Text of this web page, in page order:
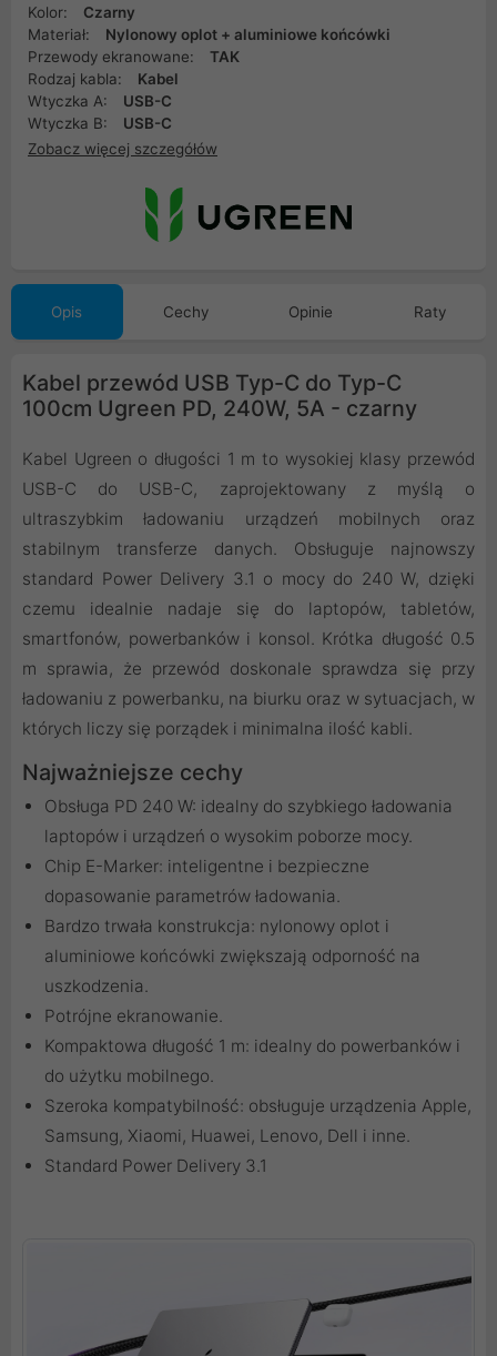
Kolor:
Czarny
Materiał:
Nylonowy oplot + aluminiowe końcówki
Przewody ekranowane:
TAK
Rodzaj kabla:
Kabel
Wtyczka A:
USB-C
Wtyczka B:
USB-C
Zobacz więcej szczegółów
Opis Cechy Opinie Raty
Kabel przewód USB Typ-C do Typ-C
100cm Ugreen PD, 240W, 5A - czarny
Kabel Ugreen o długości 1 m to wysokiej klasy przewód
USB-C do USB-C, zaprojektowany z myślą o
ultraszybkim ładowaniu urządzeń mobilnych oraz
stabilnym transferze danych. Obsługuje najnowszy
standard Power Delivery 3.1 o mocy do 240 W, dzięki
czemu idealnie nadaje się do laptopów, tabletów,
smartfonów, powerbanków i konsol. Krótka długość 0.5
m sprawia, że przewód doskonale sprawdza się przy
ładowaniu z powerbanku, na biurku oraz w sytuacjach, w
których liczy się porządek i minimalna ilość kabli.
Najważniejsze cechy
Obsługa PD 240 W: idealny do szybkiego ładowania
laptopów i urządzeń o wysokim poborze mocy.
Chip E-Marker: inteligentne i bezpieczne
dopasowanie parametrów ładowania.
Bardzo trwała konstrukcja: nylonowy oplot i
aluminiowe końcówki zwiększają odporność na
uszkodzenia.
Potrójne ekranowanie.
Kompaktowa długość 1 m: idealny do powerbanków i
do użytku mobilnego.
Szeroka kompatybilność: obsługuje urządzenia Apple,
Samsung, Xiaomi, Huawei, Lenovo, Dell i inne.
Standard Power Delivery 3.1